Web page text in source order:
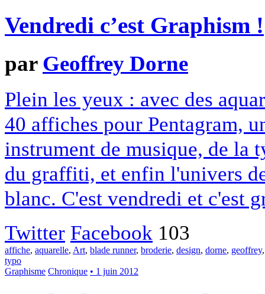
Vendredi c’est Graphism !
par Geoffrey Dorne
Plein les yeux : avec des
40 affiches pour Pentagram,
instrument de musique, de la
du graffiti, et enfin l'univers
blanc. C'est vendredi et c'est
Twitter Facebook 103
affiche, aquarelle, Art, blade runner, broderie, design, dorne, geoffrey
typo
Graphisme Chronique • 1 juin 2012